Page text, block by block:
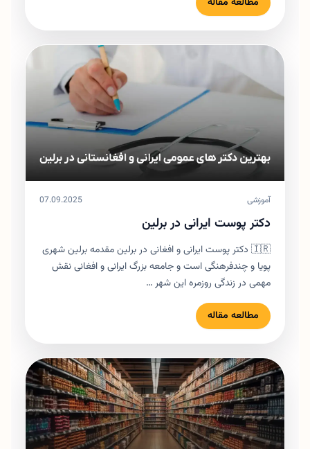
آموزشی 07.09.2025
دکتر پوست ایرانی در برلین
🇮🇷 دکتر پوست ایرانی و افغانی در برلین مقدمه برلین شهری
پویا و چندفرهنگی است و جامعه بزرگ ایرانی و افغانی نقش
مهمی در زندگی روزمره این شهر …
مطالعه مقاله